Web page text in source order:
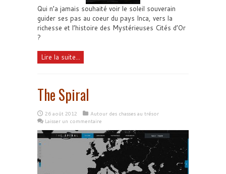
Qui n’a jamais souhaité voir le soleil souverain
guider ses pas au coeur du pays Inca, vers la
richesse et l’histoire des Mystérieuses Cités d’Or
?
Lire la suite...
The Spiral
26 août 2012
Autour des chasses au trésor
Laisser un commentaire